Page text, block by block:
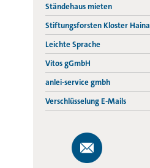
Ständehaus mieten
Stiftungsforsten Kloster Haina
Leichte Sprache
Vitos gGmbH
anlei-service gmbh
Verschlüsselung E-Mails